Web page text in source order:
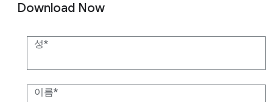
Download Now
성
이름